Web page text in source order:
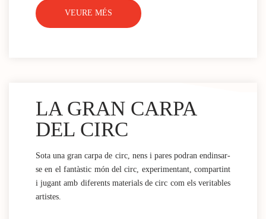
VEURE MÉS
LA GRAN CARPA
DEL CIRC
Sota una gran carpa de circ, nens i pares podran endinsar-
se en el fantàstic món del circ, experimentant, compartint
i jugant amb diferents materials de circ com els veritables
artistes.